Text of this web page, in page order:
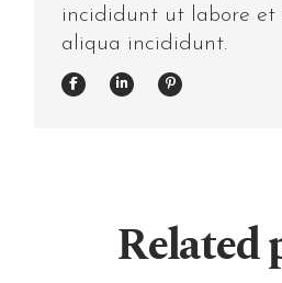
incididunt ut labore et
aliqua incididunt.
Related